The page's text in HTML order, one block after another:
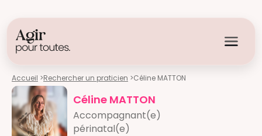
Accueil >Rechercher un praticien >Céline MATTON
Céline MATTON
Accompagnant(e)
périnatal(e)